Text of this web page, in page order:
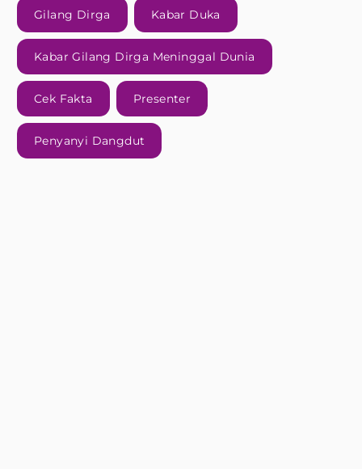
Gilang Dirga Kabar Duka
Kabar Gilang Dirga Meninggal Dunia
Cek Fakta Presenter
Penyanyi Dangdut